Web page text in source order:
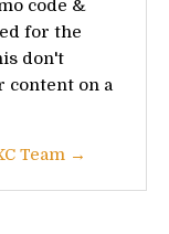
code &
for the
don't
content on a
Team →